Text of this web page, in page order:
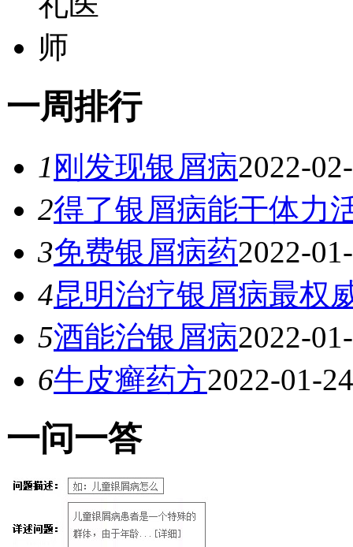
一周排行
1刚发现银屑病2022-
2得了银屑病能干体力
3免费银屑病药2022-
4昆明治疗银屑病最权
5酒能治银屑病2022-
6牛皮癣药方2022-01-24
一问一答